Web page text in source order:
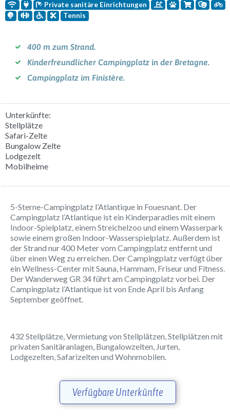
Private sanitäre Einrichtungen
Tennis
400 m zum Strand.
Kinderfreundlicher Campingplatz in der Bretagne.
Campingplatz im Finistère.
Unterkünfte:
Stellplätze
Safari-Zelte
Bungalow Zelte
Lodgezelt
Mobilheime
5-Sterne-Campingplatz l’Atlantique in Fouesnant. Der
Campingplatz l’Atlantique ist ein Kinderparadies mit einem
Indoor-Spielplatz, einem Streichelzoo und einem Wasserpark
sowie einem großen Indoor-Wasserspielplatz. Außerdem ist
der Strand nur 400 Meter vom Campingplatz entfernt und
über einen Weg zu erreichen. Der Campingplatz verfügt über
ein Wellness-Center mit Sauna, Hammam, Friseur und Fitness.
Der Wanderweg GR 34 führt am Campingplatz vorbei. Der
Campingplatz l’Atlantique ist von Ende April bis Anfang
September geöffnet.
432 Stellplätze, Vermietung von Stellplätzen, Stellplätzen mit
privaten Sanitäranlagen, Bungalowzelten, Jurten,
Lodgezelten, Safarizelten und Wohnmobilen.
Verfügbare Unterkünfte